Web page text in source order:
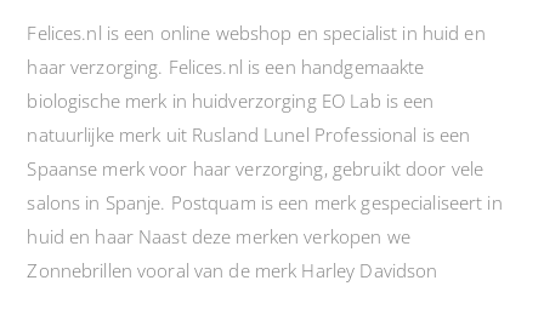
Felices.nl is een online webshop en specialist in huid en
haar verzorging. Felices.nl is een handgemaakte
biologische merk in huidverzorging EO Lab is een
natuurlijke merk uit Rusland Lunel Professional is een
Spaanse merk voor haar verzorging, gebruikt door vele
salons in Spanje. Postquam is een merk gespecialiseert in
huid en haar Naast deze merken verkopen we
Zonnebrillen vooral van de merk Harley Davidson